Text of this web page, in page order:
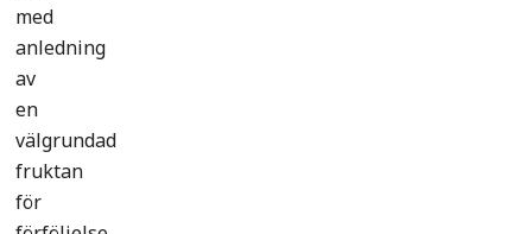
med
anledning
av
en
välgrundad
fruktan
för